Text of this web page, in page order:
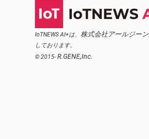
IoTNEWS AI+は、 株式会社アールジーン
しております。
© 2015- R.GENE,Inc.